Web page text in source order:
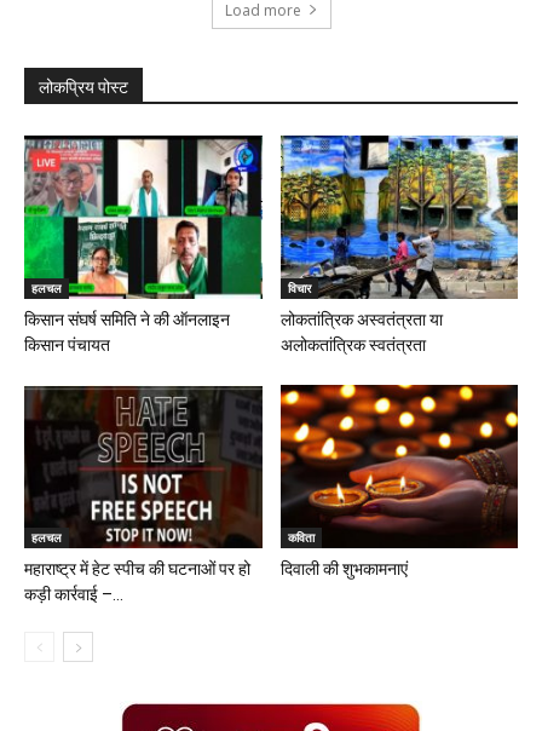
Load more
लोकप्रिय पोस्ट
हलचल
किसान संघर्ष समिति ने की ऑनलाइन
किसान पंचायत
विचार
लोकतांत्रिक अस्वतंत्रता या
अलोकतांत्रिक स्वतंत्रता
हलचल
महाराष्ट्र में हेट स्पीच की घटनाओं पर हो
कड़ी कार्रवाई –...
कविता
दिवाली की शुभकामनाएं